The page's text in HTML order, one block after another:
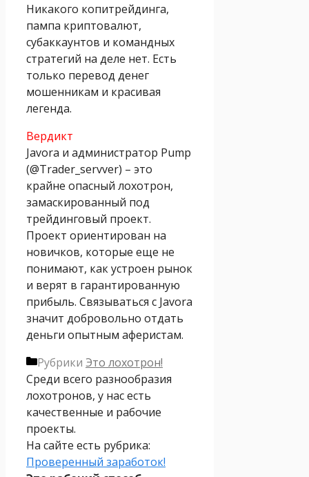
Никакого копитрейдинга,
пампа криптовалют,
субаккаунтов и командных
стратегий на деле нет. Есть
только перевод денег
мошенникам и красивая
легенда.
Вердикт
Javora и администратор Pump
(@Trader_servver) – это
крайне опасный лохотрон,
замаскированный под
трейдинговый проект.
Проект ориентирован на
новичков, которые еще не
понимают, как устроен рынок
и верят в гарантированную
прибыль. Связываться с Javora
значит добровольно отдать
деньги опытным аферистам.
Рубрики Это лохотрон!
Среди всего разнообразия
лохотронов, у нас есть
качественные и рабочие
проекты.
На сайте есть рубрика:
Проверенный заработок!